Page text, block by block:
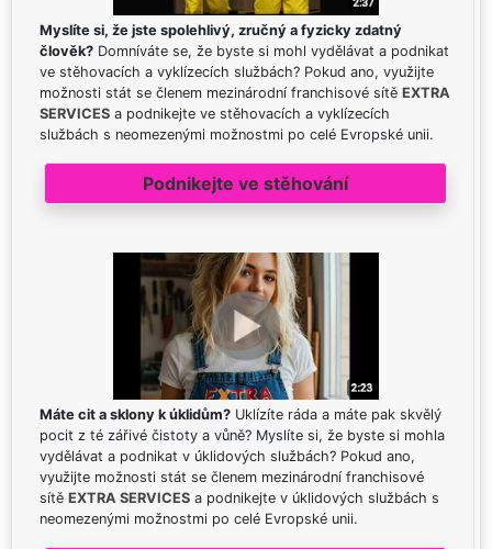
Myslíte si, že jste spolehlivý, zručný a fyzicky zdatný
člověk? Domníváte se, že byste si mohl vydělávat a podnikat
ve stěhovacích a vyklízecích službách? Pokud ano, využijte
možnosti stát se členem mezinárodní franchisové sítě EXTRA
SERVICES a podnikejte ve stěhovacích a vyklízecích
službách s neomezenými možnostmi po celé Evropské unii.
Podnikejte ve stěhování
Máte cit a sklony k úklidům? Uklízíte ráda a máte pak skvělý
pocit z té zářivé čistoty a vůně? Myslíte si, že byste si mohla
vydělávat a podnikat v úklidových službách? Pokud ano,
využijte možnosti stát se členem mezinárodní franchisové
sítě EXTRA SERVICES a podnikejte v úklidových službách s
neomezenými možnostmi po celé Evropské unii.